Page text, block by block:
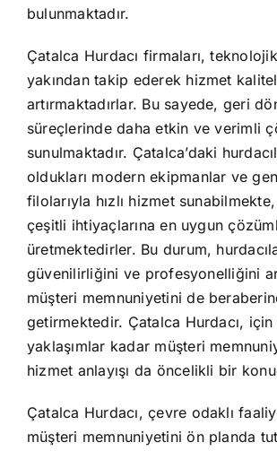
bulunmaktadır.
Çatalca Hurdacı firmaları,
yakından takip ederek hizmet
artırmaktadırlar. Bu sayede, geri
süreçlerinde daha etkin ve verimli
sunulmaktadır. Çatalca’daki
oldukları modern ekipmanlar ve
filolarıyla hızlı hizmet
çeşitli ihtiyaçlarına en uygun
üretmektedirler. Bu durum,
güvenilirliğini ve profesyonelliğini
müşteri memnuniyetini de
getirmektedir. Çatalca Hurdacı,
yaklaşımlar kadar müşteri
hizmet anlayışı da öncelikli bir
Çatalca Hurdacı, çevre odaklı
müşteri memnuniyetini ön planda